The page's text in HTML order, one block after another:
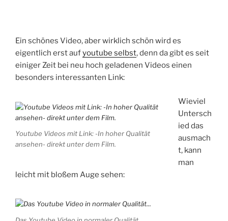
Ein schönes Video, aber wirklich schön wird es
eigentlich erst aufyoutube selbst, denn da gibt es seit
einiger Zeit bei neu hoch geladenen Videos einen
besonders interessanten Link:
Youtube Videos mit Link: -In hoher Qualität
ansehen- direkt unter dem Film.
Wieviel
Untersch
ied das
ausmach
t, kann
man
leicht mit bloßem Auge sehen: